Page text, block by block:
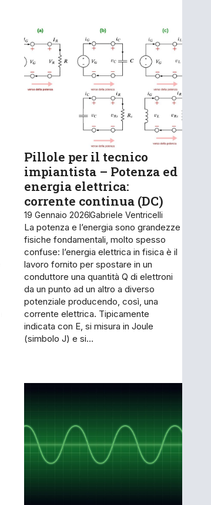
Pillole per il tecnico
impiantista – Potenza ed
energia elettrica:
corrente continua (DC)
19 Gennaio 2026Gabriele Ventricelli
La potenza e l’energia sono grandezze
fisiche fondamentali, molto spesso
confuse: l’energia elettrica in fisica è il
lavoro fornito per spostare in un
conduttore una quantità Q di elettroni
da un punto ad un altro a diverso
potenziale producendo, così, una
corrente elettrica. Tipicamente
indicata con E, si misura in Joule
(simbolo J) e si…